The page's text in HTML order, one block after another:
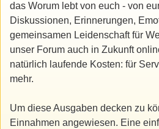
das Worum lebt von euch - von
Diskussionen, Erinnerungen,
gemeinsamen Leidenschaft für
unser Forum auch in Zukunft
natürlich laufende Kosten: für
mehr.
Um diese Ausgaben decken zu
Einnahmen angewiesen. Eine